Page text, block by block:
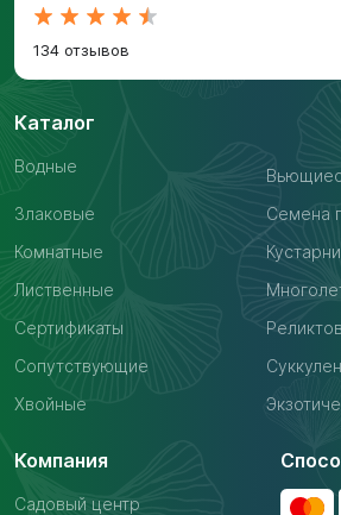
134 отзывов
Каталог
Водные
Злаковые
Семена
Комнатные
Лиственные
Сертификаты
Сопутствующие
Хвойные
Компания
Садовый центр